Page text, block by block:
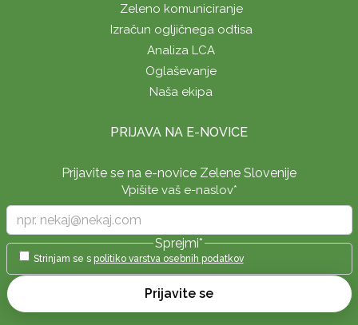
Zeleno komuniciranje
Izračun ogljičnega odtisa
Analiza LCA
Oglaševanje
Naša ekipa
PRIJAVA NA E-NOVICE
Prijavite se na e-novice Zelene Slovenije
Vpišite vaš e-naslov*
Sprejmi*
Strinjam se s politiko varstva osebnih podatkov
Prijavite se